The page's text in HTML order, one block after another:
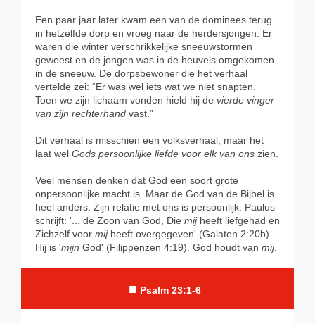
Een paar jaar later kwam een van de dominees terug
in hetzelfde dorp en vroeg naar de herdersjongen. Er
waren die winter verschrikkelijke sneeuwstormen
geweest en de jongen was in de heuvels omgekomen
in de sneeuw. De dorpsbewoner die het verhaal
vertelde zei: “Er was wel iets wat we niet snapten.
Toen we zijn lichaam vonden hield hij de vierde vinger
van zijn rechterhand vast.”
Dit verhaal is misschien een volksverhaal, maar het
laat wel Gods persoonlijke liefde voor elk van ons zien.
Veel mensen denken dat God een soort grote
onpersoonlijke macht is. Maar de God van de Bijbel is
heel anders. Zijn relatie met ons is persoonlijk. Paulus
schrijft: '... de Zoon van God, Die mij heeft liefgehad en
Zichzelf voor mij heeft overgegeven' (Galaten 2:20b).
Hij is 'mijn God' (Filippenzen 4:19). God houdt van mij.
■ Psalm 23:1-6